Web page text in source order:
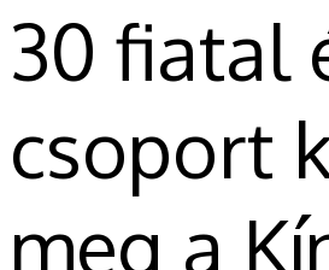
30 fiatal
csoport
meg a